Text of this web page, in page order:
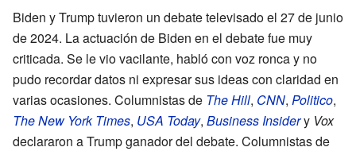
Biden y Trump tuvieron un debate televisado el 27 de junio
de 2024. La actuación de Biden en el debate fue muy
criticada. Se le vio vacilante, habló con voz ronca y no
pudo recordar datos ni expresar sus ideas con claridad en
varias ocasiones. Columnistas de The Hill, CNN, Politico,
The New York Times, USA Today, Business Insidery Vox
declararon a Trump ganador del debate. Columnistas de